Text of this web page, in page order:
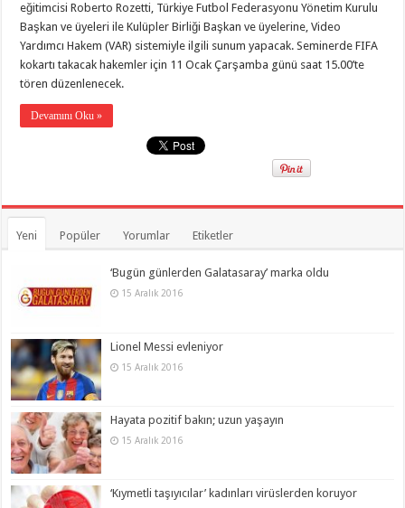
eğitimcisi Roberto Rozetti, Türkiye Futbol Federasyonu Yönetim Kurulu
Başkan ve üyeleri ile Kulüpler Birliği Başkan ve üyelerine, Video
Yardımcı Hakem (VAR) sistemiyle ilgili sunum yapacak. Seminerde FIFA
kokartı takacak hakemler için 11 Ocak Çarşamba günü saat 15.00’te
tören düzenlenecek.
Devamını Oku »
Yeni Popüler Yorumlar Etiketler
‘Bugün günlerden Galatasaray’ marka oldu
15 Aralık 2016
Lionel Messi evleniyor
15 Aralık 2016
Hayata pozitif bakın; uzun yaşayın
15 Aralık 2016
‘Kıymetli taşıyıcılar’ kadınları virüslerden koruyor